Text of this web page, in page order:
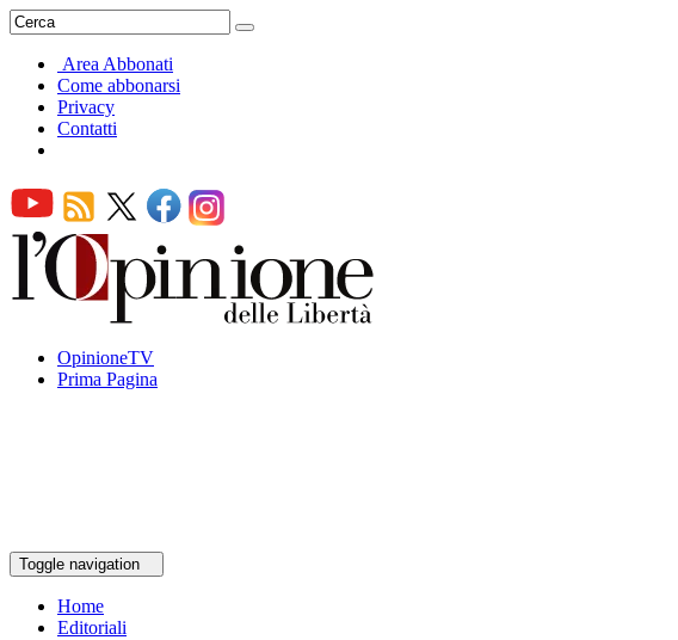
Area Abbonati
Come abbonarsi
Privacy
Contatti
OpinioneTV
Prima Pagina
Toggle navigation
Home
Editoriali